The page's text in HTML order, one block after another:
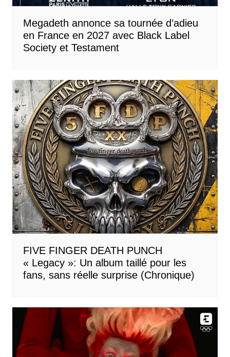
Megadeth annonce sa tournée d’adieu
en France en 2027 avec Black Label
Society et Testament
FIVE FINGER DEATH PUNCH
« Legacy »: Un album taillé pour les
fans, sans réelle surprise (Chronique)